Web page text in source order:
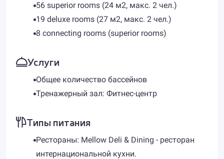
56 superior rooms (24 м2, макс. 2 чел.)
19 deluxe rooms (27 м2, макс. 2 чел.)
8 connecting rooms (superior rooms)
Услуги
Общее количество бассейнов
Тренажерный зал: Фитнес-центр
Типы питания
Рестораны: Mellow Deli & Dining - ресторан
интернациональной кухни.